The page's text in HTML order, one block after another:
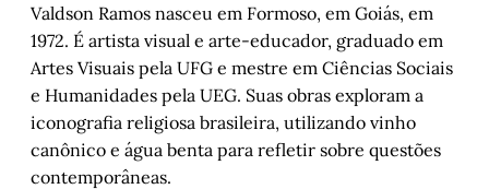
Valdson Ramos nasceu em Formoso, em Goiás, em
1972. É artista visual e arte-educador, graduado em
Artes Visuais pela UFG e mestre em Ciências Sociais
e Humanidades pela UEG. Suas obras exploram a
iconografia religiosa brasileira, utilizando vinho
canônico e água benta para refletir sobre questões
contemporâneas.